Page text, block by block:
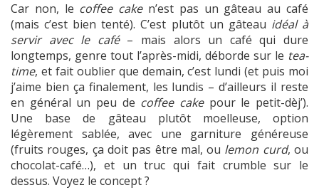
Car non, le coffee caken’est pas un gâteau au café
(mais c’est bien tenté). C’est plutôt un gâteau idéal à
servir avec le café – mais alors un café qui dure
longtemps, genre tout l’après-midi, déborde sur le tea-
time, et fait oublier que demain, c’est lundi (et puis moi
j’aime bien ça finalement, les lundis – d’ailleurs il reste
en général un peu de coffee cakepour le petit-dèj’).
Une base de gâteau plutôt moelleuse, option
légèrement sablée, avec une garniture généreuse
(fruits rouges, ça doit pas être mal, ou lemon curd, ou
chocolat-café…), et un truc qui fait crumble sur le
dessus. Voyez le concept ?